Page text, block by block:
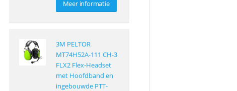
Meer informatie
3M PELTOR
MT74H52A-111 CH-3
FLX2 Flex-Headset
met Hoofdband en
ingebouwde PTT-